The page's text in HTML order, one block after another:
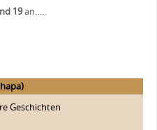
19an…..
Geschichten